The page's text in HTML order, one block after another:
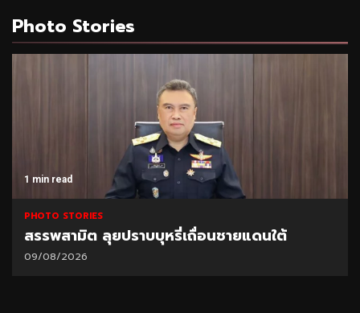
Photo Stories
1 min read
PHOTO STORIES
TOA เดินหน้า Green Mission จับมือ มูลนิธิแม่
ฟ้าหลวงฯ ฟื้นฟูผืนป่า สร้างแหล่งดูดซับคาร์บอน